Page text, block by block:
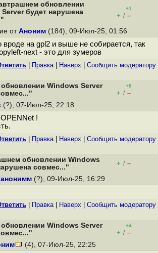
обновлении
будет нарушена
+1
+ / –
от Аноним (184), 09-Июл-25, 01:56
вроде на gpl2 и выше не собирается, так
next - это для зумеров
Правка| Наверх Cообщить модератору
Windows Server
+8
+ / –
(?), 07-Июл-25, 22:18
!
Правка| Наверх Cообщить модератору
обновлении Windows
совмес..."
+ / –
анонимм (?), 09-Июл-25, 16:29
Правка| Наверх Cообщить модератору
Windows Server
+4
+ / –
(4), 07-Июл-25, 22:25